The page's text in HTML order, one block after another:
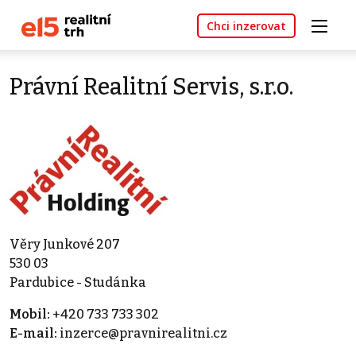
Chci inzerovat
Právní Realitní Servis, s.r.o.
Věry Junkové 207
530 03
Pardubice - Studánka
Mobil: +420 733 733 302
E-mail: inzerce@pravnirealitni.cz